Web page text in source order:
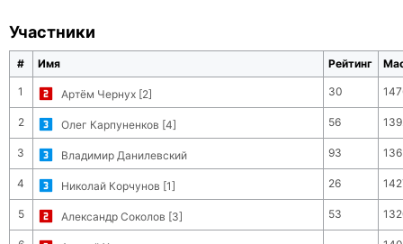
Участники
# Имя Рейтинг
1 Артём Чернух [2] 30
2 Олег Карпуненков [4] 56
3 Владимир Данилевский 93
4 Николай Корчунов [1] 26
5 Александр Соколов [3] 53